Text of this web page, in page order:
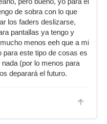
de sobra con lo que
los faders deslizarse,
pantallas ya tengo y
menos eeh que a mi
para este tipo de cosas es
(por lo menos para
deparará el futuro.